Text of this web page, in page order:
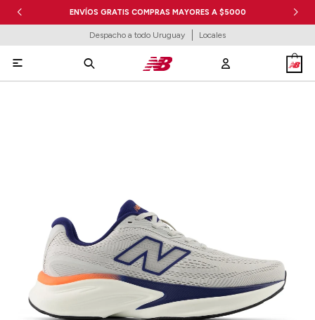
ENVÍOS GRATIS COMPRAS MAYORES A $5000
Despacho a todo Uruguay Locales
